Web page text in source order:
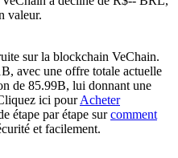
valeur.
sur la blockchain VeChain.
avec une offre totale actuelle
de 85.99B, lui donnant une
ici pourAcheter
étape par étape surcomment
et facilement.